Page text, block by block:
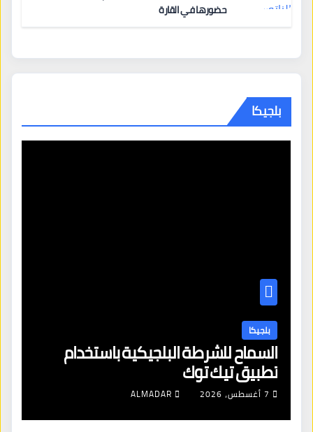
حضورها في القارة
بلجيكا
بلجيكا
السماح للشرطة البلجيكية باستخدام
تطبيق تيك توك
7 أغسطس، 2026 ALMADAR